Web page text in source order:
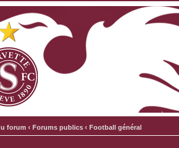
forum ‹ Forums publics ‹ Football général